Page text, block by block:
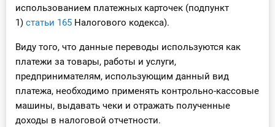
использованием платежных карточек (подпункт
1) статьи 165 Налогового кодекса).
Виду того, что данные переводы используются как
платежи за товары, работы и услуги,
предпринимателям, использующим данный вид
платежа, необходимо применять контрольно-кассовые
машины, выдавать чеки и отражать полученные
доходы в налоговой отчетности.